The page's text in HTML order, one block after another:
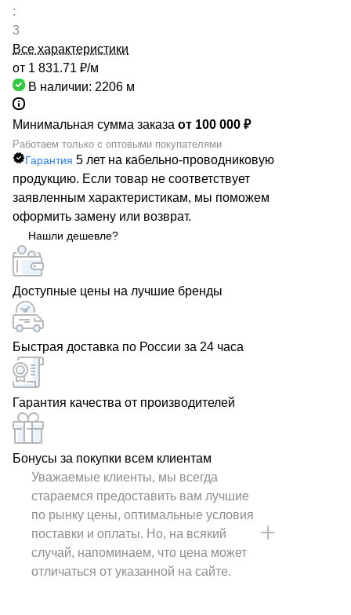
:
3
Все характеристики
от 1 831.71 ₽/м
В наличии: 2206 м
Минимальная сумма заказа от 100 000 ₽
Работаем только с оптовыми покупателями
Гарантия 5 лет на кабельно-проводниковую
продукцию. Если товар не соответствует
заявленным характеристикам, мы поможем
оформить замену или возврат.
Нашли дешевле?
Доступные цены на лучшие бренды
Быстрая доставка по России за 24 часа
Гарантия качества от производителей
Бонусы за покупки всем клиентам
Уважаемые клиенты, мы всегда
стараемся предоставить вам лучшие
по рынку цены, оптимальные условия
поставки и оплаты. Но, на всякий
случай, напоминаем, что цена может
отличаться от указанной на сайте.